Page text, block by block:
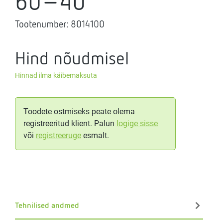
Tootenumber: 8014100
Hind nõudmisel
Hinnad ilma käibemaksuta
Toodete ostmiseks peate olema
registreeritud klient. Palun logige sisse
või registreeruge esmalt.
Tehnilised andmed